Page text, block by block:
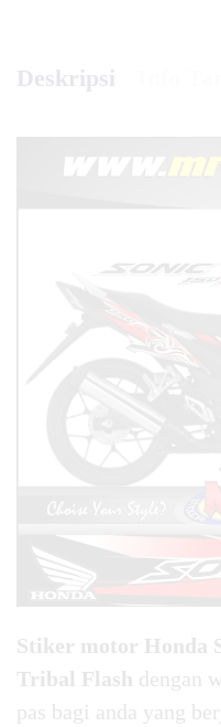
Deskripsi
Stiker motor Honda
Tribal Flash dengan
pas bagi anda yang